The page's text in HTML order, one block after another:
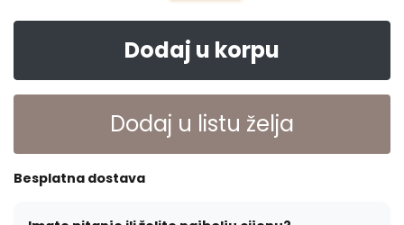
Dodaj u korpu
Dodaj u listu želja
Besplatna dostava